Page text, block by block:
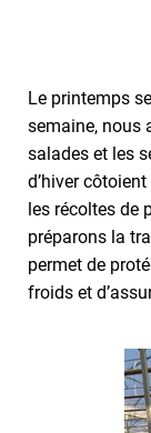
Le printemps
semaine, nous
salades et les
d’hiver
les récoltes de
préparons la
permet de
froids et